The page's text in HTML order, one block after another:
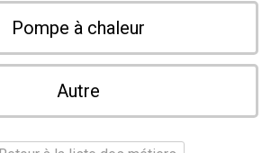
Pompe à chaleur
Autre